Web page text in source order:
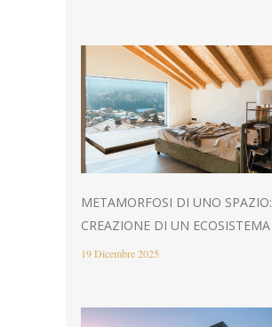
METAMORFOSI DI UNO SPAZIO:
CREAZIONE DI UN ECOSISTEMA
19 Dicembre 2025